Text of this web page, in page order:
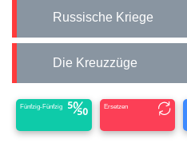
Russische Kriege
Die Kreuzzüge
Fünfzig-Fünfzig Ersetzen